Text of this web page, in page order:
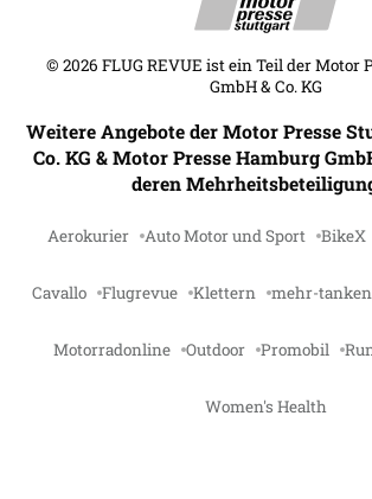
© 2026 FLUG REVUE ist ein Teil der Motor
GmbH & Co. KG
Weitere Angebote der Motor Presse
Co. KG & Motor Presse Hamburg
deren
Aerokurier Auto Motor und Sport BikeX
Cavallo Flugrevue Klettern mehr-tanken
Motorradonline Outdoor Promobil
Women's Health